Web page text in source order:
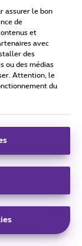
pour les
et
de la
à ses clients
à
un peu de
de lire
l’avion.
assurer le bon
de
et
avec
des
ou des médias
Attention, le
du